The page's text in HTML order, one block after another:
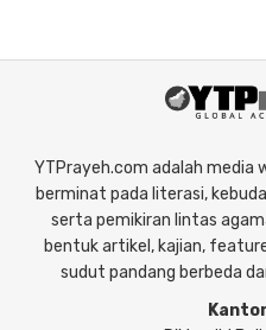
YTPrayeh.com adalah media
berminat pada literasi,
serta pemikiran lintas
bentuk artikel, kajian,
sudut pandang berbeda